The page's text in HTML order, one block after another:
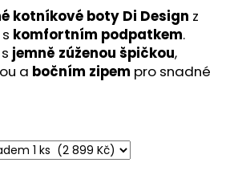
kotníkové boty Di Design z
komfortním podpatkem.
jemně zúženou špičkou,
a bočním zipem pro snadné
HLEDAT